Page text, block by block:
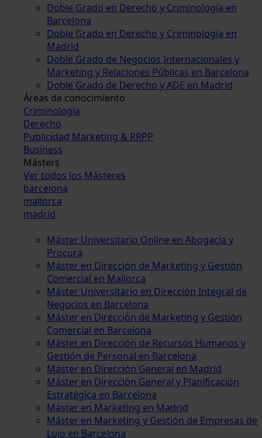
Doble Grado en Derecho y Criminología en
Barcelona
Doble Grado en Derecho y Criminología en
Madrid
Doble Grado de Negocios Internacionales y
Marketing y Relaciones Públicas en Barcelona
Doble Grado de Derecho y ADE en Madrid
Áreas de conocimiento
Criminología
Derecho
Publicidad Marketing & RRPP
Business
Másters
Ver todos los Másteres
barcelona
mallorca
madrid
Máster Universitario Online en Abogacía y
Procura
Máster en Dirección de Marketing y Gestión
Comercial en Mallorca
Máster Universitario en Dirección Integral de
Negocios en Barcelona
Máster en Dirección de Marketing y Gestión
Comercial en Barcelona
Máster en Dirección de Recursos Humanos y
Gestión de Personal en Barcelona
Máster en Dirección General en Madrid
Máster en Dirección General y Planificación
Estratégica en Barcelona
Máster en Marketing en Madrid
Máster en Marketing y Gestión de Empresas de
Lujo en Barcelona